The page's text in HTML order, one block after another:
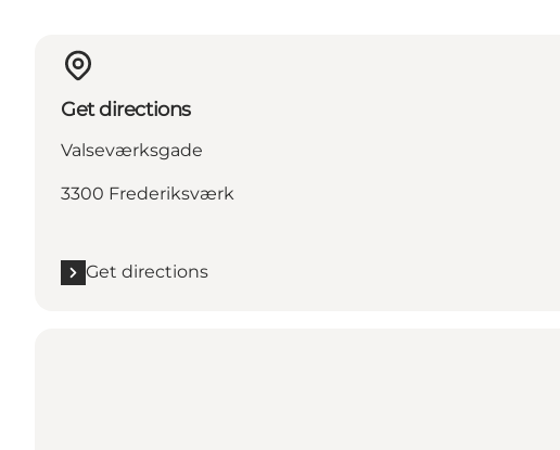
Get directions
Valseværksgade
3300 Frederiksværk
Get directions